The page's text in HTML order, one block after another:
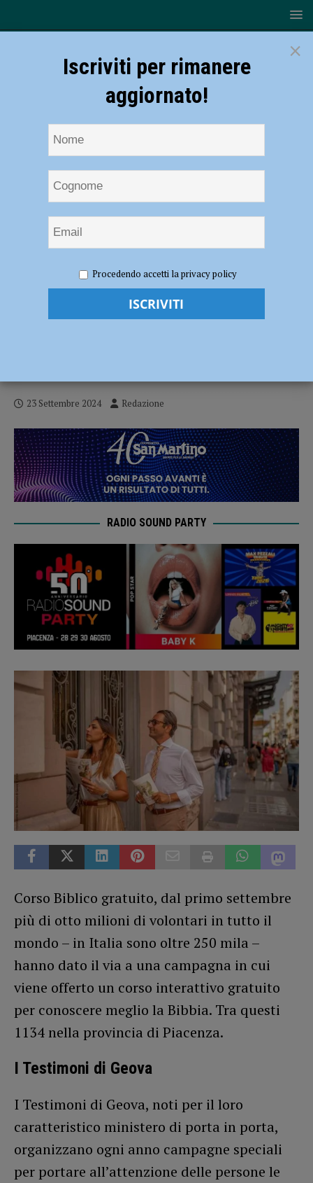
mondiale dei Testimoni di Geova, a Piacenza in 1134 per il Corso
Iniziata la campagna mondiale dei
23 Settembre 2024 Redazione
RADIO SOUND PARTY
Corso Biblico gratuito, dal primo settembre
più di otto milioni di volontari in tutto il
mondo – in Italia sono oltre 250 mila –
hanno dato il via a una campagna in cui
viene offerto un corso interattivo gratuito
per conoscere meglio la Bibbia. Tra questi
1134 nella provincia di Piacenza.
I Testimoni di Geova
I Testimoni di Geova, noti per il loro
caratteristico ministero di porta in porta,
organizzano ogni anno campagne speciali
per portare all’attenzione delle persone le
×
Iscriviti per rimanere
aggiornato!
Procedendo accetti la privacy policy